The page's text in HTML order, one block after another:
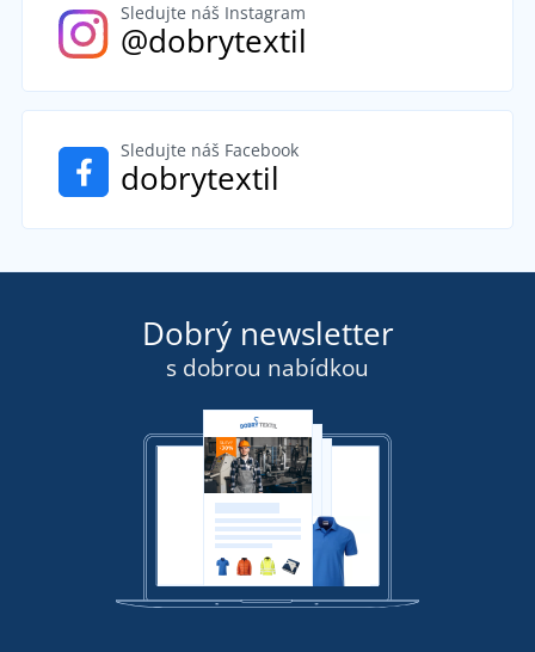
Sledujte náš Instagram
@dobrytextil
Sledujte náš Facebook
dobrytextil
Dobrý newsletter
s dobrou nabídkou